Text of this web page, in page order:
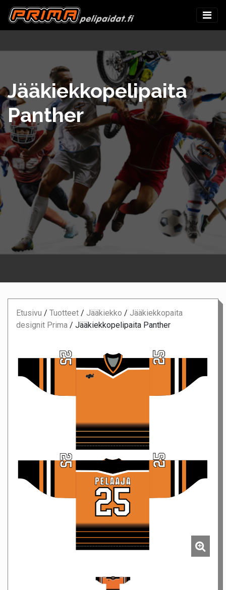
Jääkiekkopelipaita
Panther
Etusivu / Tuotteet / Jääkiekko / Jääkiekkopaita
designit Prima / Jääkiekkopelipaita Panther